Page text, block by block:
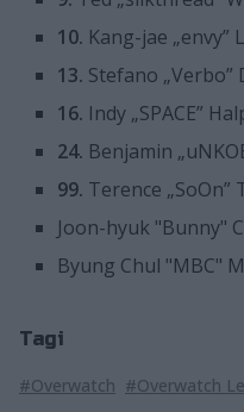
10. Kang-jae „envy”
13. Stefano „Verbo”
16. Indy „SPACE”
24. Benjamin
99. Terence „SoOn”
Joon-hyuk "Bunny"
Byung Chul "MBC"
Tagi
#Overwatch #Overwatch